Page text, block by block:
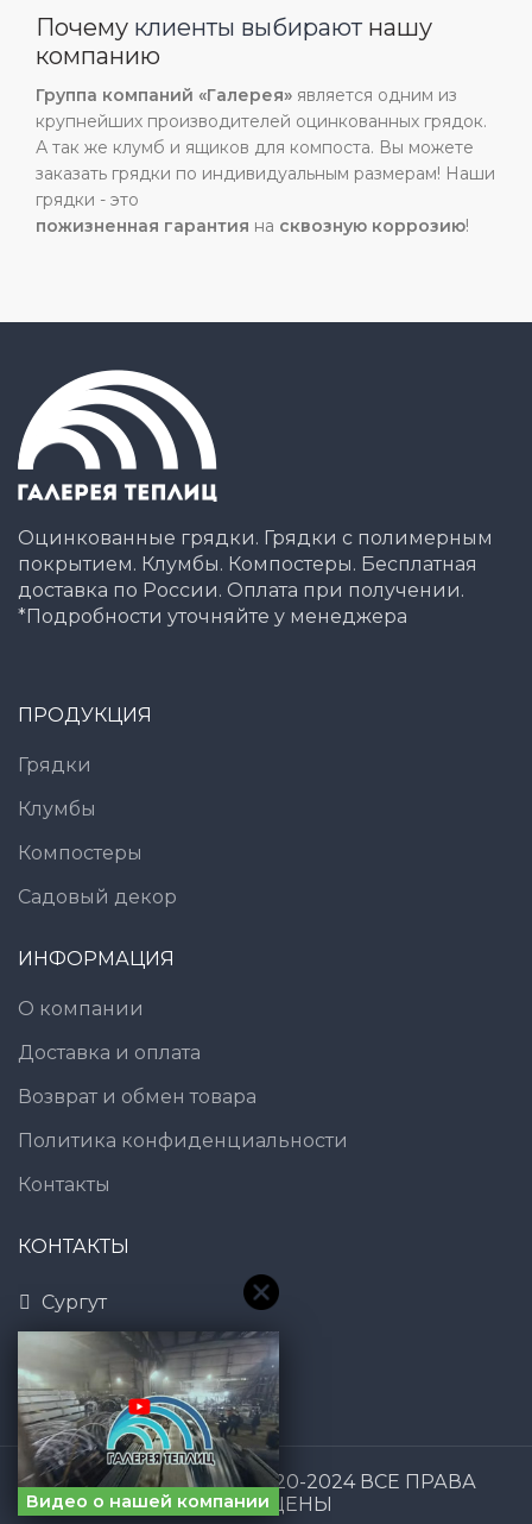
Почему клиенты выбирают нашу
компанию
Группа компаний «Галерея» является одним из
крупнейших производителей оцинкованных грядок.
А так же клумб и ящиков для компоста. Вы можете
заказать грядки по индивидуальным размерам! Наши
грядки - это
пожизненная гарантия на сквозную коррозию!
Оцинкованные грядки. Грядки с полимерным
покрытием. Клумбы. Компостеры. Бесплатная
доставка по России. Оплата при получении.
*Подробности уточняйте у менеджера
ПРОДУКЦИЯ
Грядки
Клумбы
Компостеры
Садовый декор
ИНФОРМАЦИЯ
О компании
Доставка и оплата
Возврат и обмен товара
Политика конфиденциальности
Контакты
КОНТАКТЫ
Сургут
8 (800) 600-83-54
7@gt101.ru
Галерея Теплиц
2020-2024 ВСЕ ПРАВА
ЗАЩИЩЕНЫ
Видео о нашей компании